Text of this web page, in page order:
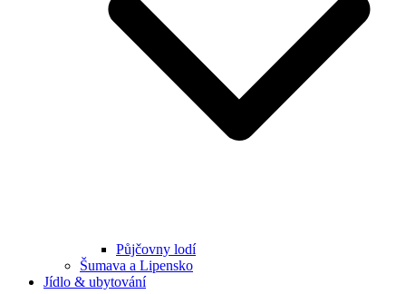
Půjčovny lodí
Šumava a Lipensko
Jídlo & ubytování